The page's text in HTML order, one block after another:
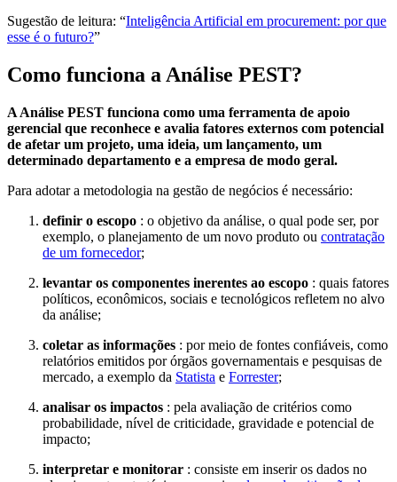
Sugestão de leitura: “Inteligência Artificial em procurement: por que
esse é o futuro?”
Como funciona a Análise PEST?
A Análise PEST funciona como uma ferramenta de apoio
gerencial que reconhece e avalia fatores externos com potencial
de afetar um projeto, uma ideia, um lançamento, um
determinado departamento e a empresa de modo geral.
Para adotar a metodologia na gestão de negócios é necessário:
definir o escopo : o objetivo da análise, o qual pode ser, por
exemplo, o planejamento de um novo produto ou contratação
de um fornecedor;
levantar os componentes inerentes ao escopo : quais fatores
políticos, econômicos, sociais e tecnológicos refletem no alvo
da análise;
coletar as informações : por meio de fontes confiáveis, como
relatórios emitidos por órgãos governamentais e pesquisas de
mercado, a exemplo da Statista e Forrester;
analisar os impactos : pela avaliação de critérios como
probabilidade, nível de criticidade, gravidade e potencial de
impacto;
interpretar e monitorar : consiste em inserir os dados no